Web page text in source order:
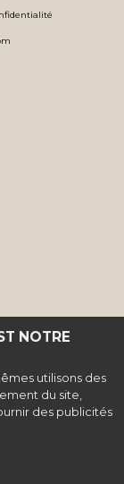
NOTRE
utilisons des
du site,
des publicités